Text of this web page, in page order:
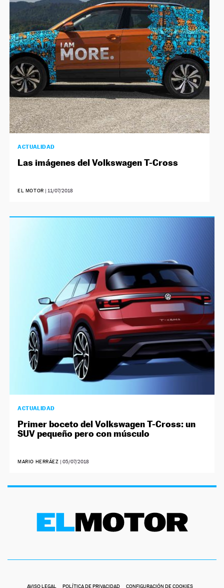
ACTUALIDAD
Las imágenes del Volkswagen T-Cross
EL MOTOR | 11/07/2018
ACTUALIDAD
Primer boceto del Volkswagen T-Cross: un
SUV pequeño pero con músculo
MARIO HERRÁEZ | 05/07/2018
AVISO LEGAL POLÍTICA DE PRIVACIDAD CONFIGURACIÓN DE COOKIES